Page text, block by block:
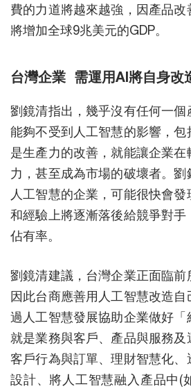
費的力道將越來越強，因產品
將增加全球9兆美元的GDP。
台灣企業 需運用AI將自身改
劉鏡清指出，幾乎沒有任何一
能夠不受到人工智慧的影響，
是生產力的改善，就能讓企業
力，甚至成為市場的破壞者。
人工智慧的企業，可能很快會
和經驗上將逐漸落後給競爭對
佔有率。
劉鏡清建議，台灣企業正面臨前
因此台商應善用人工智慧改造
過人工智慧發展協助企業做好
就是業務與客戶、產品與服務
客戶行為與訂單、理財智慧化
設計、將人工智慧融入產品中(